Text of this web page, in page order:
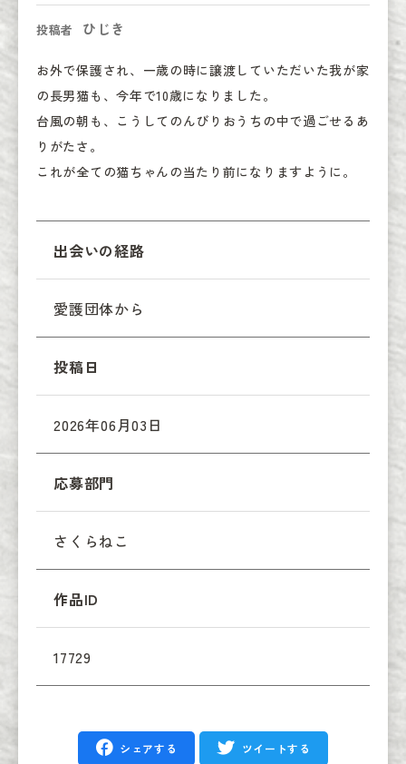
投稿者 ひじき
お外で保護され、一歳の時に譲渡していただいた我が家
の長男猫も、今年で10歳になりました。
台風の朝も、こうしてのんびりおうちの中で過ごせるあ
りがたさ。
これが全ての猫ちゃんの当たり前になりますように。
出会いの経路
愛護団体から
投稿日
2026年06月03日
応募部門
さくらねこ
作品ID
17729
シェアする ツイートする